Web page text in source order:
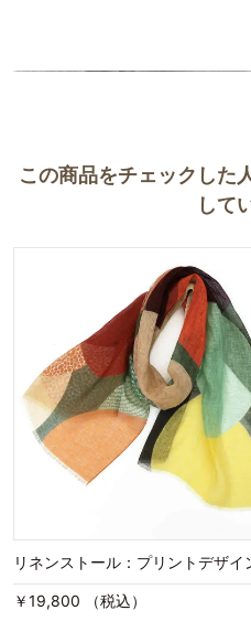
華やかな場所はもちろん、普段使
この商品をチェックした
して
リネンストール：プリントデザイ
￥19,800 （税込）